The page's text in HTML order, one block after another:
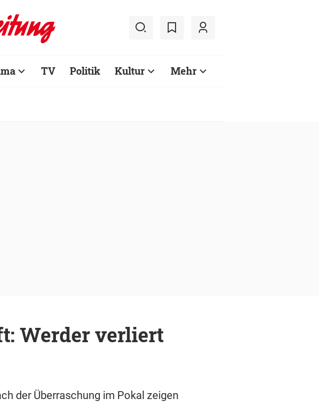
TV Politik Kultur Mehr
Werder verliert
der Überraschung im Pokal zeigen